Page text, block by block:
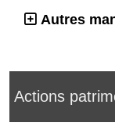
Autres
Actions